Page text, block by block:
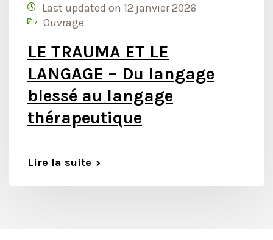
Last updated on 12 janvier 2026
Ouvrage
LE TRAUMA ET LE
LANGAGE – Du langage
blessé au langage
thérapeutique
Lire la suite